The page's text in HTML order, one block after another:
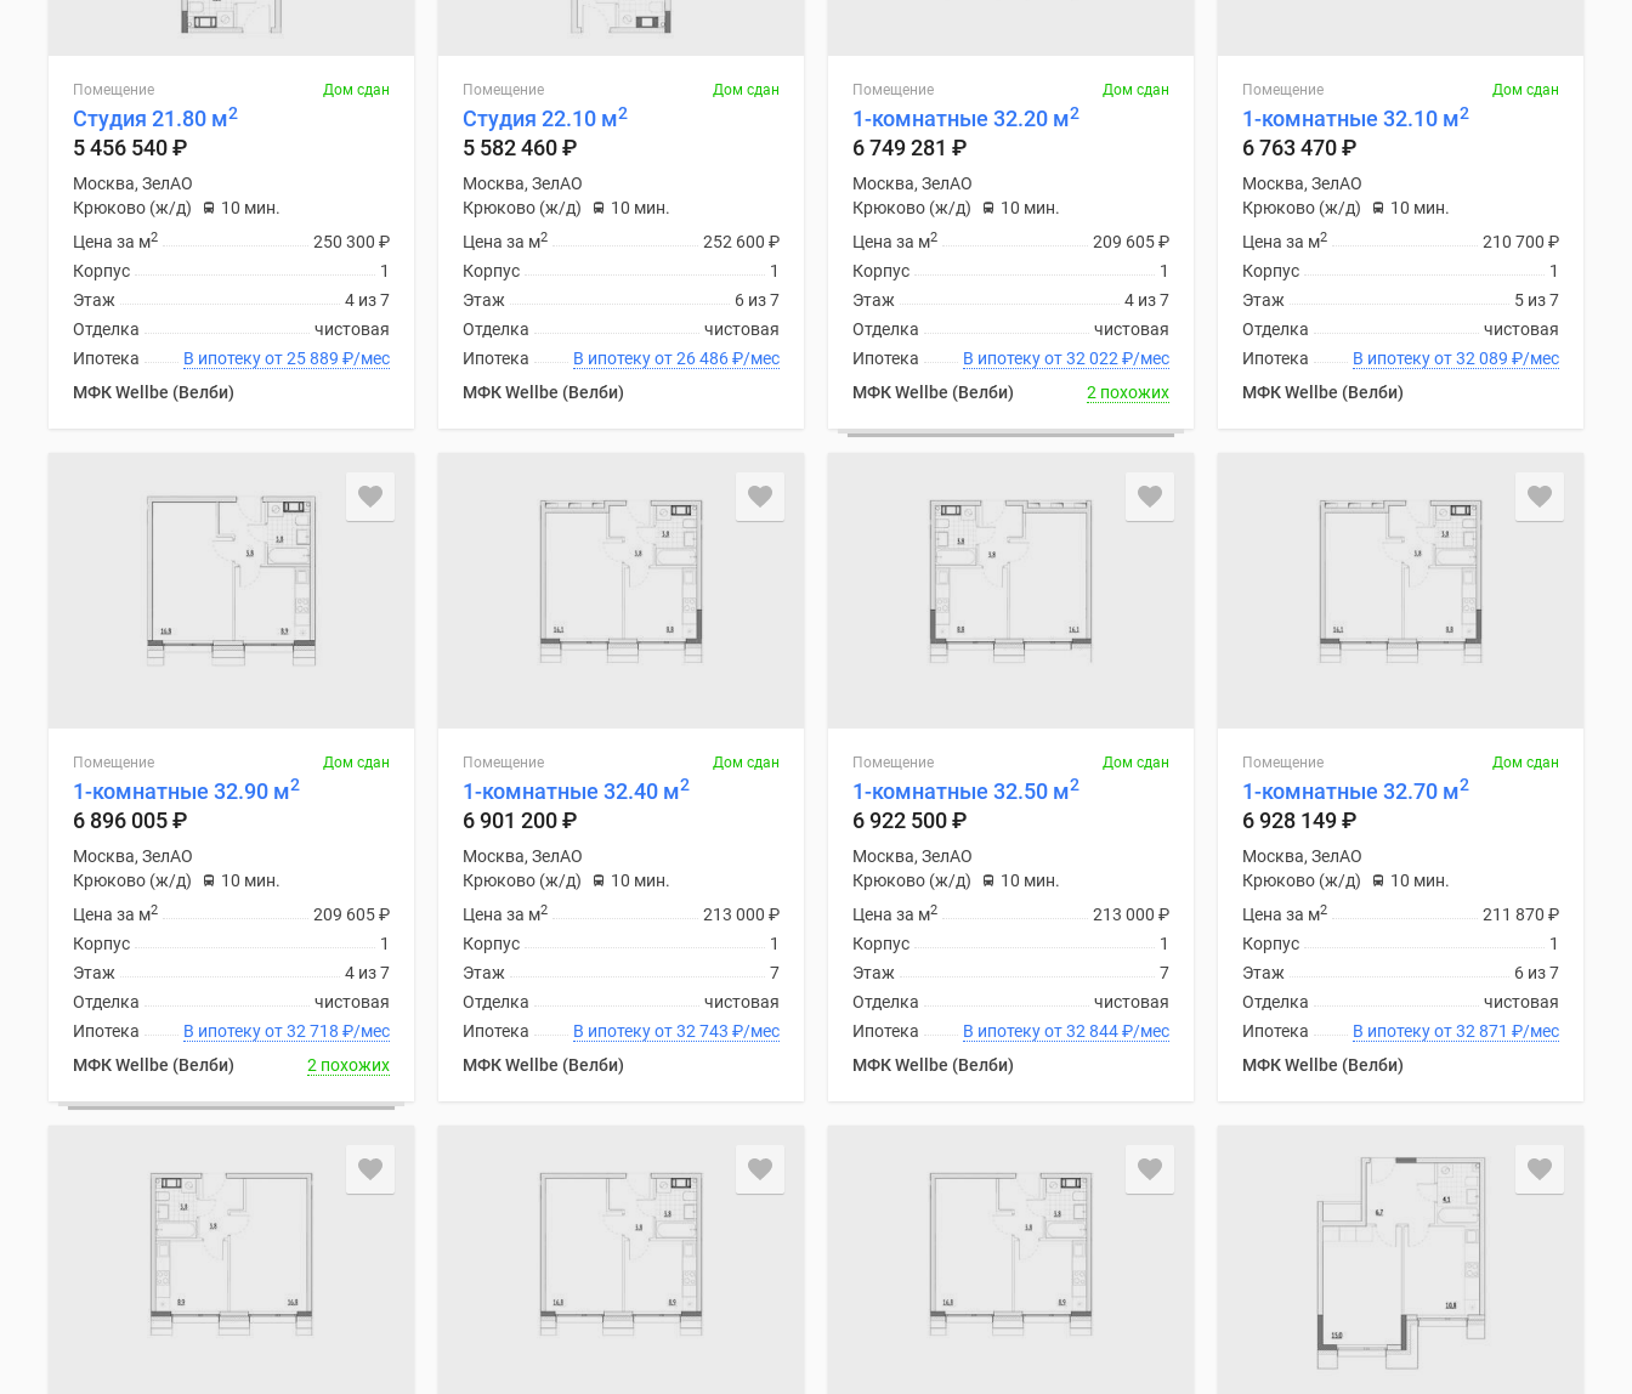
Помещение Дом сдан
Студия 21.80 м2
5 456 540₽
Москва, ЗелАО
Крюково (ж/д)
10 мин.
250 300 ₽
Цена за м2
1
Корпус
4 из 7
Этаж
чистовая
Отделка
В ипотеку от 25 889 ₽/мес
Ипотека
МФК Wellbe (Велби)
Помещение Дом сдан
Студия 22.10 м2
5 582 460₽
Москва, ЗелАО
Крюково (ж/д)
10 мин.
252 600 ₽
Цена за м2
1
Корпус
6 из 7
Этаж
чистовая
Отделка
В ипотеку от 26 486₽/мес
Ипотека
МФК Wellbe (Велби)
Помещение Дом сдан
1-комнатные 32.20 м2
6 749 281 ₽
Москва, ЗелАО
Крюково (ж/д)
10 мин.
209 605₽
Цена за м2
1
Корпус
4 из 7
Этаж
чистовая
Отделка
В ипотеку от 32 022₽/мес
Ипотека
МФК Wellbe (Велби)
2 похожих
Помещение Дом сдан
1-комнатные 32.10 м2
6 763 470₽
Москва, ЗелАО
Крюково (ж/д)
10 мин.
210 700 ₽
Цена за м2
1
Корпус
5 из 7
Этаж
чистовая
Отделка
В ипотеку от 32 089 ₽/мес
Ипотека
МФК Wellbe (Велби)
Помещение Дом сдан
1-комнатные 32.90 м2
6 896 005₽
Москва, ЗелАО
Крюково (ж/д)
10 мин.
209 605₽
Цена за м2
1
Корпус
4 из 7
Этаж
чистовая
Отделка
В ипотеку от 32 718 ₽/мес
Ипотека
МФК Wellbe (Велби)
2 похожих
Помещение Дом сдан
1-комнатные 32.40 м2
6 901 200₽
Москва, ЗелАО
Крюково (ж/д)
10 мин.
213 000 ₽
Цена за м2
1
Корпус
7
Этаж
чистовая
Отделка
В ипотеку от 32 743 ₽/мес
Ипотека
МФК Wellbe (Велби)
Помещение Дом сдан
1-комнатные 32.50 м2
6 922 500₽
Москва, ЗелАО
Крюково (ж/д)
10 мин.
213 000 ₽
Цена за м2
1
Корпус
7
Этаж
чистовая
Отделка
В ипотеку от 32 844₽/мес
Ипотека
МФК Wellbe (Велби)
Помещение Дом сдан
1-комнатные 32.70 м2
6 928 149₽
Москва, ЗелАО
Крюково (ж/д)
10 мин.
211 870 ₽
Цена за м2
1
Корпус
6 из 7
Этаж
чистовая
Отделка
В ипотеку от 32 871 ₽/мес
Ипотека
МФК Wellbe (Велби)